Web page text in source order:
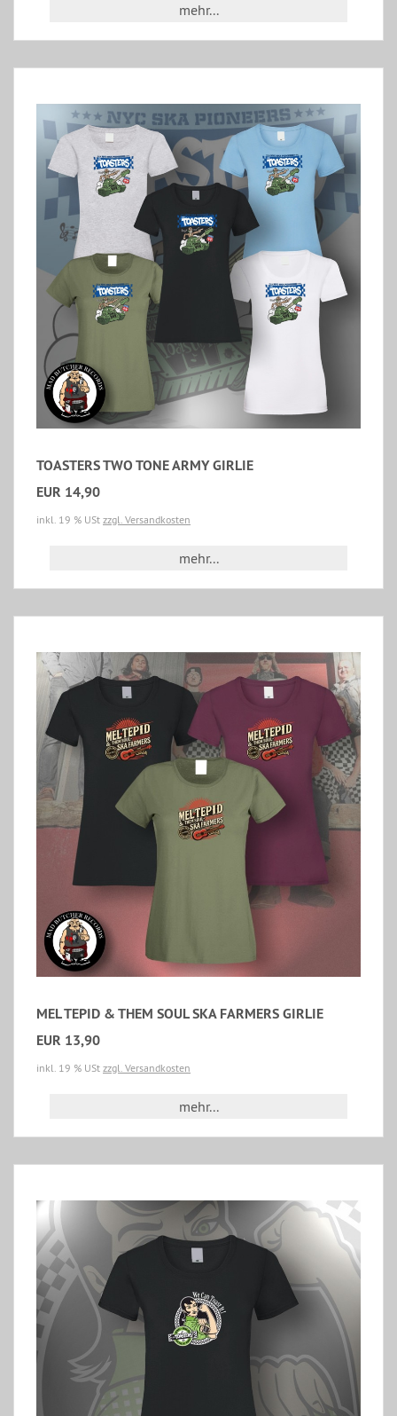
mehr...
TOASTERS TWO TONE ARMY GIRLIE
EUR 14,90
inkl. 19 % USt zzgl. Versandkosten
mehr...
MEL TEPID & THEM SOUL SKA FARMERS GIRLIE
EUR 13,90
inkl. 19 % USt zzgl. Versandkosten
mehr...